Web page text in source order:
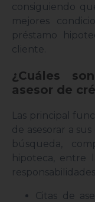
consiguiendo
mejores
préstamo
cliente.
¿Cuáles
asesor de
Las principal
de asesorar a
búsqueda,
hipoteca, entre
responsabilidades:
Citas de